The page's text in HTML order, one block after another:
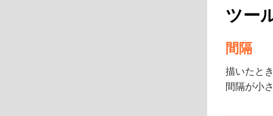
ツー
間隔
描いたと
間隔が小